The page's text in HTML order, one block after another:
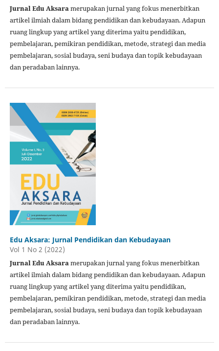
Jurnal Edu Aksaramerupakan jurnal yang fokus menerbitkan
artikel ilmiah dalam bidang pendidikan dan kebudayaan. Adapun
ruang lingkup yang artikel yang diterima yaitu pendidikan,
pembelajaran, pemikiran pendidikan, metode, strategi dan media
pembelajaran, sosial budaya, seni budaya dan topik kebudayaan
dan peradaban lainnya.
Edu Aksara: Jurnal Pendidikan dan Kebudayaan
Vol 1 No 2 (2022)
Jurnal Edu Aksaramerupakan jurnal yang fokus menerbitkan
artikel ilmiah dalam bidang pendidikan dan kebudayaan. Adapun
ruang lingkup yang artikel yang diterima yaitu pendidikan,
pembelajaran, pemikiran pendidikan, metode, strategi dan media
pembelajaran, sosial budaya, seni budaya dan topik kebudayaan
dan peradaban lainnya.